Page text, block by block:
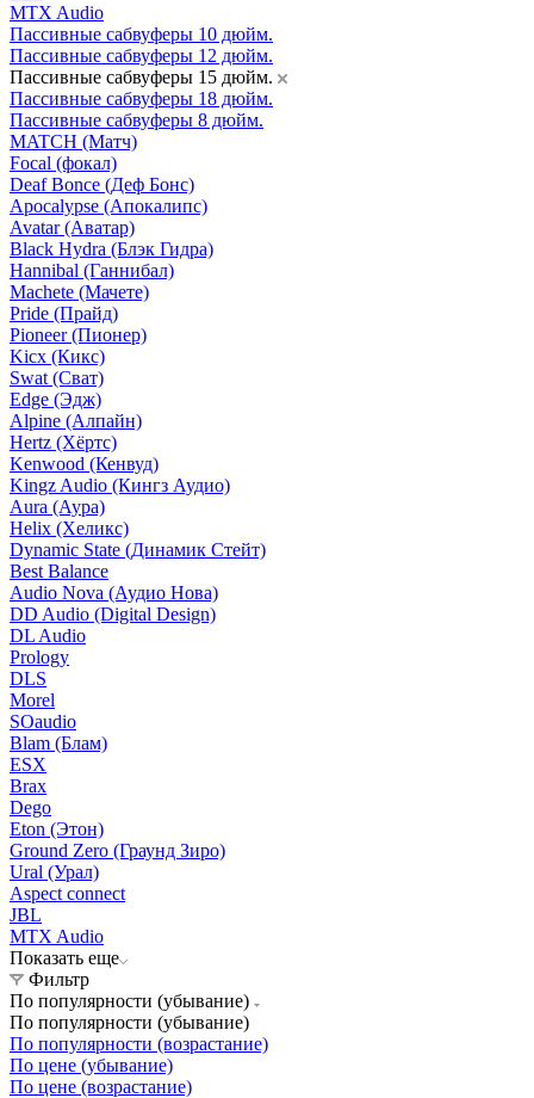
MTX Audio
Пассивные сабвуферы 10 дюйм.
Пассивные сабвуферы 12 дюйм.
Пассивные сабвуферы 15 дюйм.
Пассивные сабвуферы 18 дюйм.
Пассивные сабвуферы 8 дюйм.
MATCH (Матч)
Focal (фокал)
Deaf Bonce (Деф Бонс)
Apocalypse (Апокалипс)
Avatar (Аватар)
Black Hydra (Блэк Гидра)
Hannibal (Ганнибал)
Machete (Мачете)
Pride (Прайд)
Pioneer (Пионер)
Kicx (Кикс)
Swat (Сват)
Edge (Эдж)
Alpine (Алпайн)
Hertz (Хёртс)
Kenwood (Кенвуд)
Kingz Audio (Кингз Аудио)
Aura (Аура)
Helix (Хеликс)
Dynamic State (Динамик Стейт)
Best Balance
Audio Nova (Аудио Нова)
DD Audio (Digital Design)
DL Audio
Prology
DLS
Morel
SOaudio
Blam (Блам)
ESX
Brax
Dego
Eton (Этон)
Ground Zero (Граунд Зиро)
Ural (Урал)
Aspect connect
JBL
MTX Audio
Показать еще
Фильтр
По популярности (убывание)
По популярности (убывание)
По популярности (возрастание)
По цене (убывание)
По цене (возрастание)